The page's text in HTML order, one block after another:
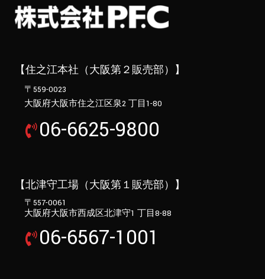
【住之江本社（大阪第２販売部）】
〒559-0023
大阪府大阪市住之江区泉2 丁目1-80
06-6625-9800
【北津守工場（大阪第１販売部）】
〒557-0061
大阪府大阪市西成区北津守1 丁目8-88
06-6567-1001